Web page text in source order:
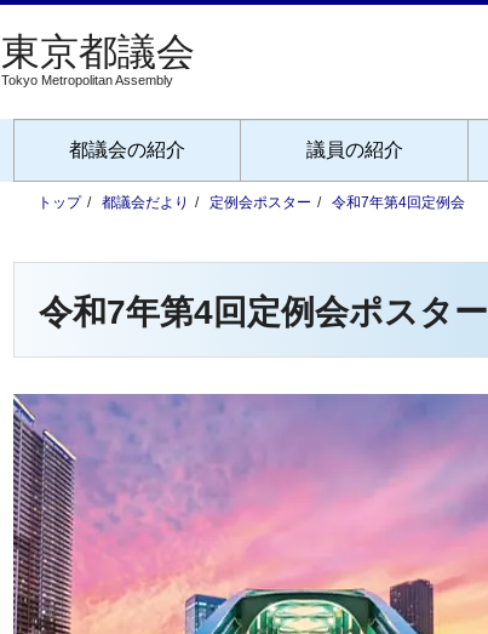
Tokyo Metropolitan Assembly
都議会の紹介 議員の紹介
トップ 都議会だより 定例会ポスター 令和7年第4回定例会
令和7年第4回定例会ポスター